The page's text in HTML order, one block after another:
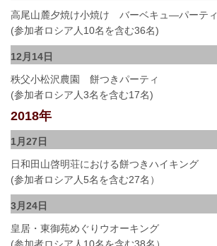
高尾山麓夕焼け小焼け バーベキュ―パーティ
(参加者ロシア人10名を含む36名)
12月14日
秩父小松沢農園 餅つきパーティ
(参加者ロシア人3名を含む17名)
2018年
1月27日
日和田山啓明荘における餅つきハイキング
(参加者ロシア人5名を含む27名）
3月24日
皇居・東御苑めぐりウオーキング